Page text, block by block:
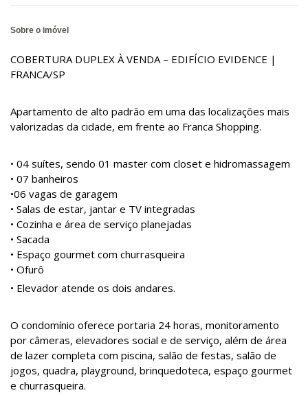
Sobre o imóvel
COBERTURA DUPLEX À VENDA – EDIFÍCIO EVIDENCE |
FRANCA/SP
Apartamento de alto padrão em uma das localizações mais
valorizadas da cidade, em frente ao Franca Shopping.
• 04 suítes, sendo 01 master com closet e hidromassagem
• 07 banheiros
•06 vagas de garagem
• Salas de estar, jantar e TV integradas
• Cozinha e área de serviço planejadas
• Sacada
• Espaço gourmet com churrasqueira
• Ofurô
• Elevador atende os dois andares.
O condomínio oferece portaria 24 horas, monitoramento
por câmeras, elevadores social e de serviço, além de área
de lazer completa com piscina, salão de festas, salão de
jogos, quadra, playground, brinquedoteca, espaço gourmet
e churrasqueira.